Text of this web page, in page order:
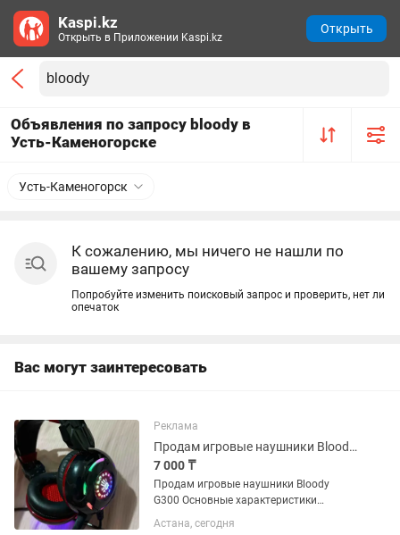
Объявления по запросу bloody в
Усть-Каменогорске
Усть-Каменогорск
К сожалению, мы ничего не нашли по
вашему запросу
Попробуйте изменить поисковый запрос и проверить, нет ли
опечаток
Вас могут заинтересовать
Реклама
Продам игровые наушники Bloody G300
7 000 ₸
Продам игровые наушники Bloody
G300 Основные характеристики
Динамики: 40 мм с неодимовыми
магнитами; мембрана обработана
Астана, сегодня
Kaspi.kz
Открыть в Приложении Kaspi.kz
Открыть